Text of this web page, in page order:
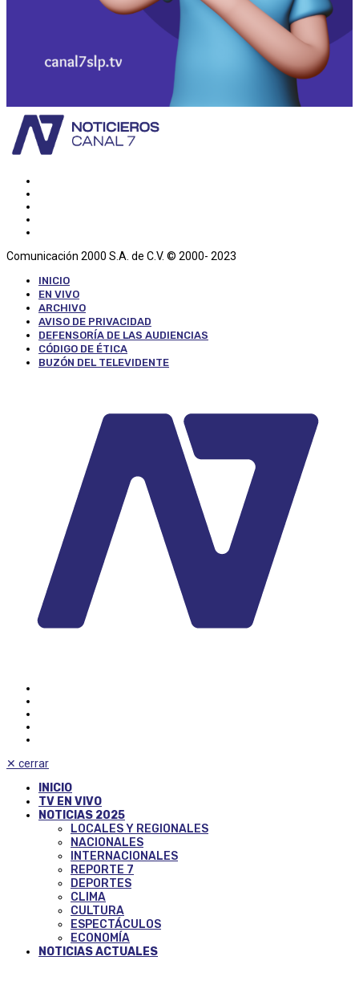
Comunicación 2000 S.A. de C.V. © 2000- 2023
INICIO
EN VIVO
ARCHIVO
AVISO DE PRIVACIDAD
DEFENSORÍA DE LAS AUDIENCIAS
CÓDIGO DE ÉTICA
BUZÓN DEL TELEVIDENTE
✕ cerrar
INICIO
TV EN VIVO
NOTICIAS 2025
LOCALES Y REGIONALES
NACIONALES
INTERNACIONALES
REPORTE 7
DEPORTES
CLIMA
CULTURA
ESPECTÁCULOS
ECONOMÍA
NOTICIAS ACTUALES